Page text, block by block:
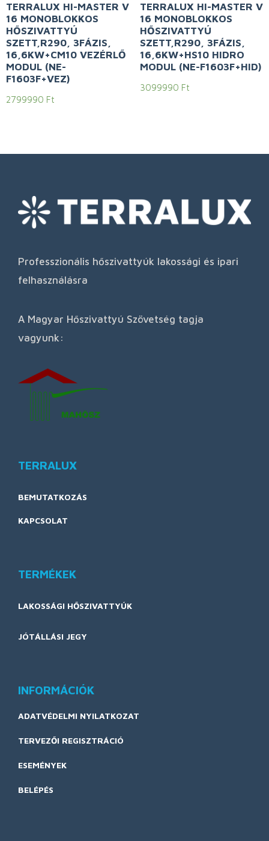
TERRALUX HI-MASTER V
16 MONOBLOKKOS
HŐSZIVATTYÚ
SZETT,R290, 3FÁZIS,
16,6KW+CM10 VEZÉRLŐ
MODUL (NE-
F1603F+VEZ)
2799990 Ft
TERRALUX HI-MASTER V
16 MONOBLOKKOS
HŐSZIVATTYÚ
SZETT,R290, 3FÁZIS,
16,6KW+HS10 HIDRO
MODUL (NE-F1603F+HID)
3099990 Ft
Professzionális hőszivattyúk lakossági és ipari
felhasználásra
A Magyar Hőszivattyú Szövetség tagja
vagyunk:
TERRALUX
BEMUTATKOZÁS
KAPCSOLAT
TERMÉKEK
LAKOSSÁGI HŐSZIVATTYÚK
JÓTÁLLÁSI JEGY
INFORMÁCIÓK
ADATVÉDELMI NYILATKOZAT
TERVEZŐI REGISZTRÁCIÓ
ESEMÉNYEK
BELÉPÉS